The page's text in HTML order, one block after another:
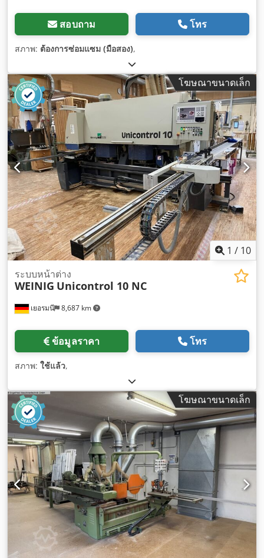
สอบถาม โทร
สภาพ: ต้องการซ่อมแซม (มือสอง),
โฆษณาขนาดเล็ก
1 / 10
เยอรมนี 8,687 km
ระบบหน้าต่าง
WEINIG Unicontrol 10 NC
ข้อมูลราคา โทร
สภาพ: ใช้แล้ว,
โฆษณาขนาดเล็ก